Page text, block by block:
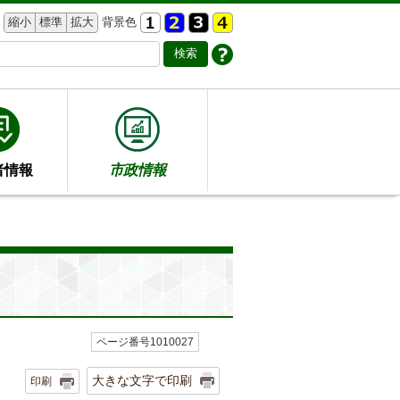
縮小 標準 拡大 背景色
情報 市政情報
ページ番号1010027
印刷 大きな文字で印刷